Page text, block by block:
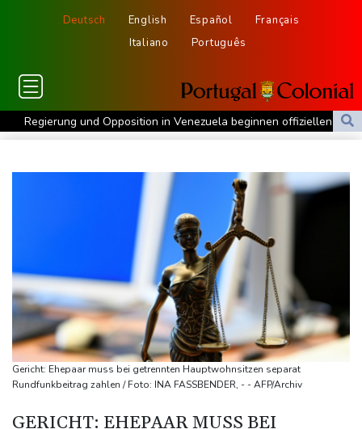
Deutsch English Español
Français
Italiano
Português
Regierung und Opposition in Venezuela beginnen offiziellen
Dialog - ohne Machado
Röwekamp: Innenministerium muss zentral für Drohnenabwehr
Trump unternimmt neuen Vorstoß im Streit um US-
Staatsbürgerschaft
Erdogan reist zu Dreier-Gipfel mit Pakistan nach Saudi-Arabien
58 Soldaten im Jemen bei Huthi-Angriffen getötet - Regierung
kündigt Vergeltung an
UEFA hält an FIFA-Boykott fest - CAF hält zu Infantino
Jemen: 38 Soldaten bei Huthi-Angriffen getötet - Regierung
kündigt Vergeltung an
Gericht: Ehepaar muss bei getrennten Hauptwohnsitzen separat
Rundfunkbeitrag zahlen / Foto: INA FASSBENDER, - - AFP/Archiv
GERICHT: EHEPAAR MUSS BEI